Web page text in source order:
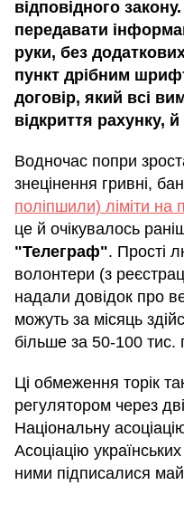
відповідного
передавати
руки, без
пункт дрібним
договір, який всі
відкриття рахунку,
Водночас попри
знецінення гривні,
поліпшили) ліміти на
це й очікувалось
"Телеграф". Прості
волонтери (з
надали довідок про
можуть за місяць
більше за 50-100 тис.
Ці обмеження торік
регулятором через
Національну
Асоціацію
ними підписалися